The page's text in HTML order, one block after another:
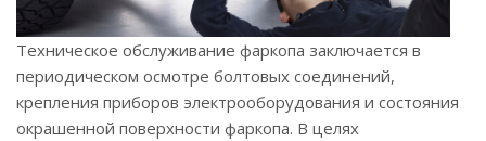
Техническое обслуживание фаркопа заключается в
периодическом осмотре болтовых соединений,
крепления приборов электрооборудования и состояния
окрашенной поверхности фаркопа. В целях